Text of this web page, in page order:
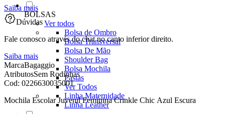
BOLSAS
Ver todos
Bolsa de Ombro
Bolsa Transversal
Bolsa De Mão
Shoulder Bag
Bolsa Mochila
Pastas
Ver Todos
Linha Maternidade
Linha Leather
Saiba mais
Dúvidas
Fale conosco através do chat no canto inferior direito.
Saiba mais
MarcaBagaggio
AtributosSem Rodinhas
Cod: 0226630035001
Mochila Escolar Juvenil Feminina Crinkle Chic Azul Escura